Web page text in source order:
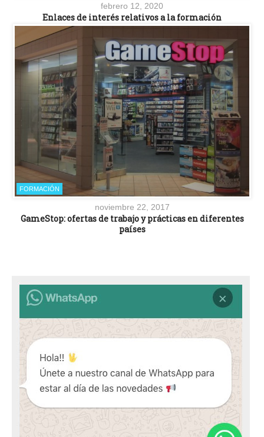
febrero 12, 2020
Enlaces de interés relativos a la formación
FORMACIÓN
noviembre 22, 2017
GameStop: ofertas de trabajo y prácticas en diferentes
países